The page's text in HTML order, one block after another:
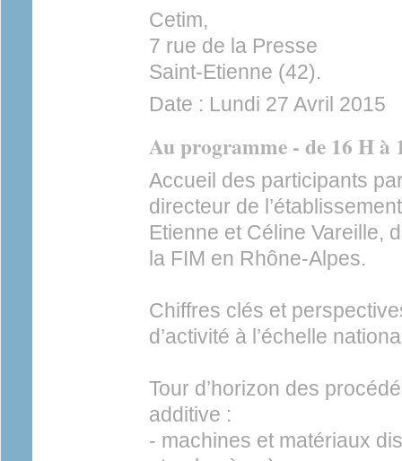
Cetim,
7 rue de la Presse
Saint-Etienne (42).
Date : Lundi 27 Avril 2015
Au programme - de 16 H à
Accueil des participants
directeur de
Etienne et Céline Vareille,
la FIM en Rhône-Alpes.
Chiffres clés et
d’activité à l’échelle
Tour d’horizon des
additive :
- machines et matériaux